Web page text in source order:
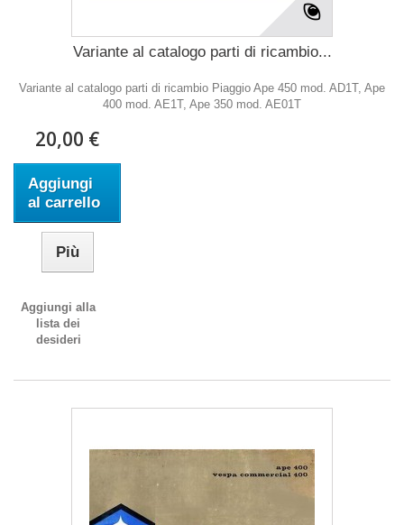
Variante al catalogo parti di ricambio...
Variante al catalogo parti di ricambio Piaggio Ape 450 mod. AD1T, Ape
400 mod. AE1T, Ape 350 mod. AE01T
20,00 €
Aggiungi
al carrello
Più
Aggiungi alla
lista dei
desideri